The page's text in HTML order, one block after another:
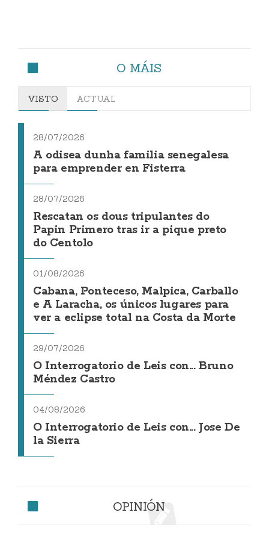
O MÁIS
VISTO ACTUAL
28/07/2026
A odisea dunha familia senegalesa
para emprender en Fisterra
28/07/2026
Rescatan os dous tripulantes do
Papin Primero tras ir a pique preto
do Centolo
01/08/2026
Cabana, Ponteceso, Malpica, Carballo
e A Laracha, os únicos lugares para
ver a eclipse total na Costa da Morte
29/07/2026
O Interrogatorio de Leis con... Bruno
Méndez Castro
04/08/2026
O Interrogatorio de Leis con... Jose De
la Sierra
OPINIÓN